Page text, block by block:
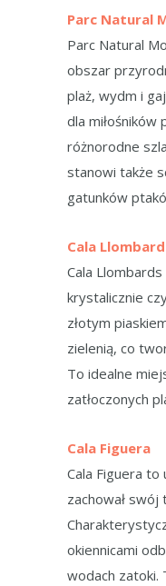
Parc Natural
Parc Natural
obszar
plaż, wydm i
dla
różnorodne
stanowi także
gatunków
Cala
Cala
krystalicznie
złotym
zielenią, co
To idealne
zatłoczonych
Cala Figuera
Cala Figuera
zachował
okiennicami
wodach zatoki.